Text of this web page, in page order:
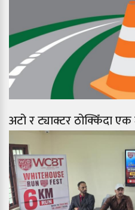
अटो र ट्याक्टर ठोक्किँदा